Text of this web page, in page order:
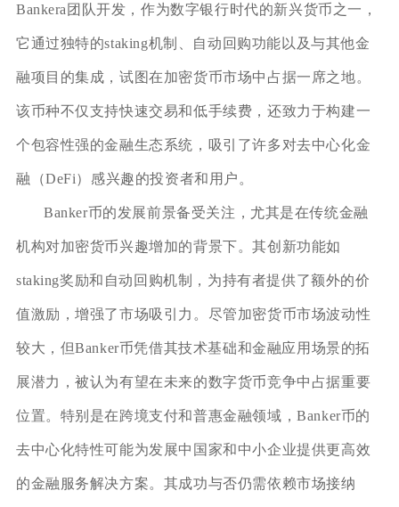
Bankera团队开发，作为数字银行时代的新兴货币之一，
它通过独特的staking机制、自动回购功能以及与其他金
融项目的集成，试图在加密货币市场中占据一席之地。
该币种不仅支持快速交易和低手续费，还致力于构建一
个包容性强的金融生态系统，吸引了许多对去中心化金
融（DeFi）感兴趣的投资者和用户。
Banker币的发展前景备受关注，尤其是在传统金融
机构对加密货币兴趣增加的背景下。其创新功能如
staking奖励和自动回购机制，为持有者提供了额外的价
值激励，增强了市场吸引力。尽管加密货币市场波动性
较大，但Banker币凭借其技术基础和金融应用场景的拓
展潜力，被认为有望在未来的数字货币竞争中占据重要
位置。特别是在跨境支付和普惠金融领域，Banker币的
去中心化特性可能为发展中国家和中小企业提供更高效
的金融服务解决方案。其成功与否仍需依赖市场接纳